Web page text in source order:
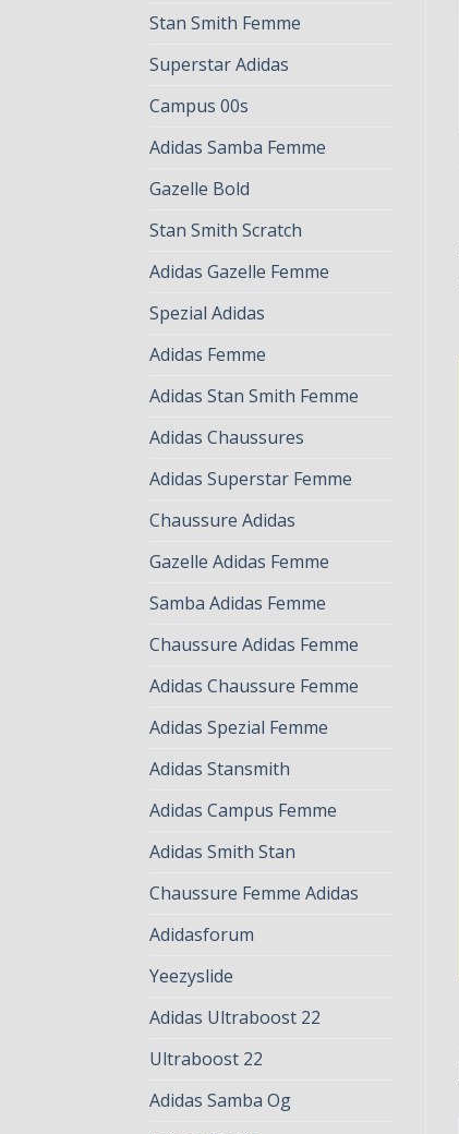
Stan Smith Femme
Superstar Adidas
Campus 00s
Adidas Samba Femme
Gazelle Bold
Stan Smith Scratch
Adidas Gazelle Femme
Spezial Adidas
Adidas Femme
Adidas Stan Smith Femme
Adidas Chaussures
Adidas Superstar Femme
Chaussure Adidas
Gazelle Adidas Femme
Samba Adidas Femme
Chaussure Adidas Femme
Adidas Chaussure Femme
Adidas Spezial Femme
Adidas Stansmith
Adidas Campus Femme
Adidas Smith Stan
Chaussure Femme Adidas
Adidasforum
Yeezyslide
Adidas Ultraboost 22
Ultraboost 22
Adidas Samba Og